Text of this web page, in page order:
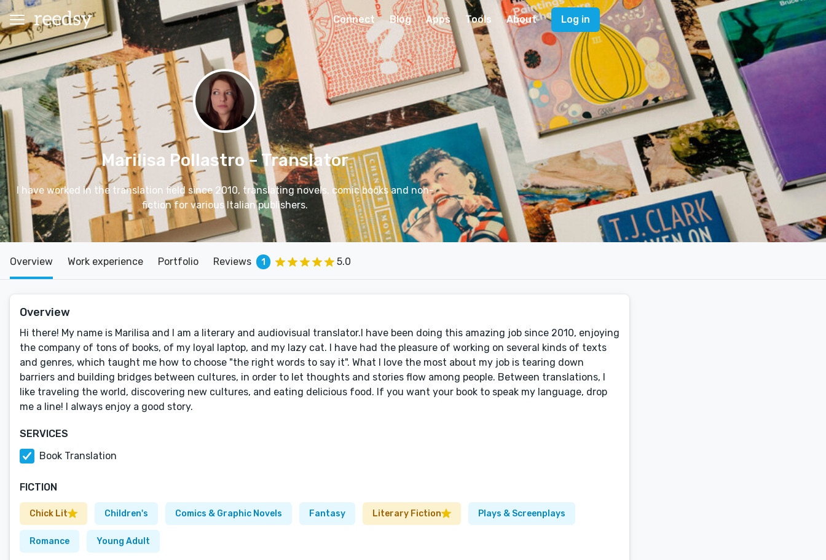
Connect Blog Apps Tools About Log in
Marilisa Pollastro– Translator
I have worked in the translation field since 2010, translating novels, comic books and non-
fiction for various Italian publishers.
Overview Work experience Portfolio Reviews 1 5.0
Overview
Hi there! My name is Marilisa and I am a literary and audiovisual translator.I have been doing this amazing job since 2010, enjoying
the company of tons of books, of my loyal laptop, and my lazy cat. I have had the pleasure of working on several kinds of texts
and genres, which taught me how to choose "the right words to say it". What I love the most about my job is tearing down
barriers and building bridges between cultures, in order to let thoughts and stories flow among people. Between translations, I
like traveling the world, discovering new cultures, and eating delicious food. If you want your book to speak my language, drop
me a line! I always enjoy a good story.
SERVICES
Book Translation
FICTION
Chick Lit Children's Comics & Graphic Novels Fantasy Literary Fiction Plays & Screenplays
Romance Young Adult